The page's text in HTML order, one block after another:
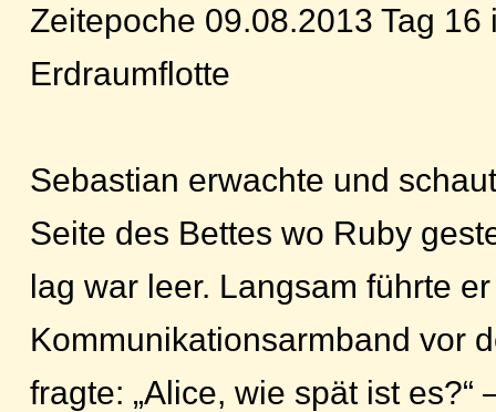
Zeitepoche 09.08.2013 Tag 16
Erdraumflotte
Sebastian erwachte und
Seite des Bettes wo Ruby
lag war leer. Langsam führte
Kommunikationsarmband vor
fragte: „Alice, wie spät ist es?“